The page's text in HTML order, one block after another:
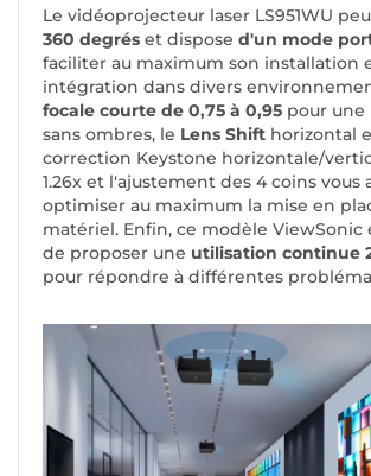
Le vidéoprojecteur laser LS951WU
360 degrés et dispose d'un mode
faciliter au maximum son installation
intégration dans divers
focale courte de 0,75 à 0,95 pour
sans ombres, le Lens Shift horizontal
correction Keystone horizontale/
1.26x et l'ajustement des 4 coins vous
optimiser au maximum la mise en
matériel. Enfin, ce modèle ViewSonic
de proposer une utilisation continue
pour répondre à différentes